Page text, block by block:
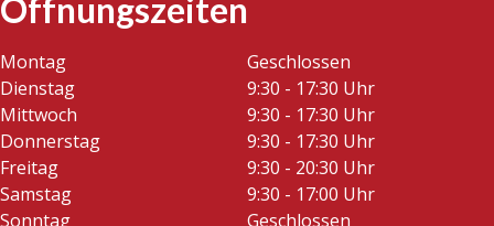
Öffnungszeiten
Montag
Geschlossen
Dienstag
9:30 - 17:30 Uhr
Mittwoch
9:30 - 17:30 Uhr
Donnerstag
9:30 - 17:30 Uhr
Freitag
9:30 - 20:30 Uhr
Samstag
9:30 - 17:00 Uhr
Sonntag
Geschlossen